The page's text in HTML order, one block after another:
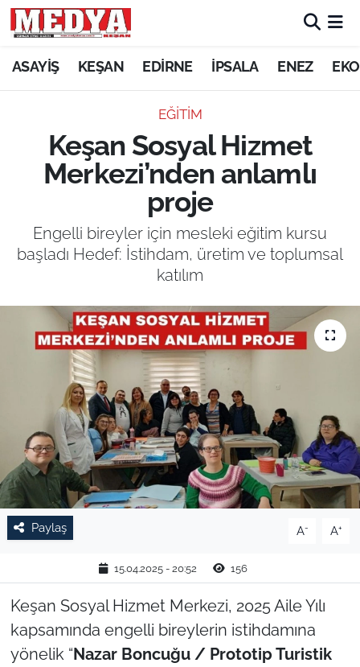
ASAYİŞ KEŞAN EDİRNE İPSALA ENEZ
EĞİTİM
Keşan Sosyal Hizmet
Merkezi’nden anlamlı
proje
Engelli bireyler için mesleki eğitim kursu
başladı Hedef: İstihdam, üretim ve toplumsal
katılım
Paylaş A- A+
15.04.2025 - 20:52 156
Keşan Sosyal Hizmet Merkezi, 2025 Aile Yılı
kapsamında engelli bireylerin istihdamına
yönelik “Nazar Boncuğu / Prototip Turistik
KEŞAN
ASAYİŞ
SİYASET
GÜNDEM
SAĞLIK
EĞİTİM
TARIM VE HAYVANCILIK
KÜLTÜR SANAT
RESMİ İLAN
SPOR
TEKİRDAĞ